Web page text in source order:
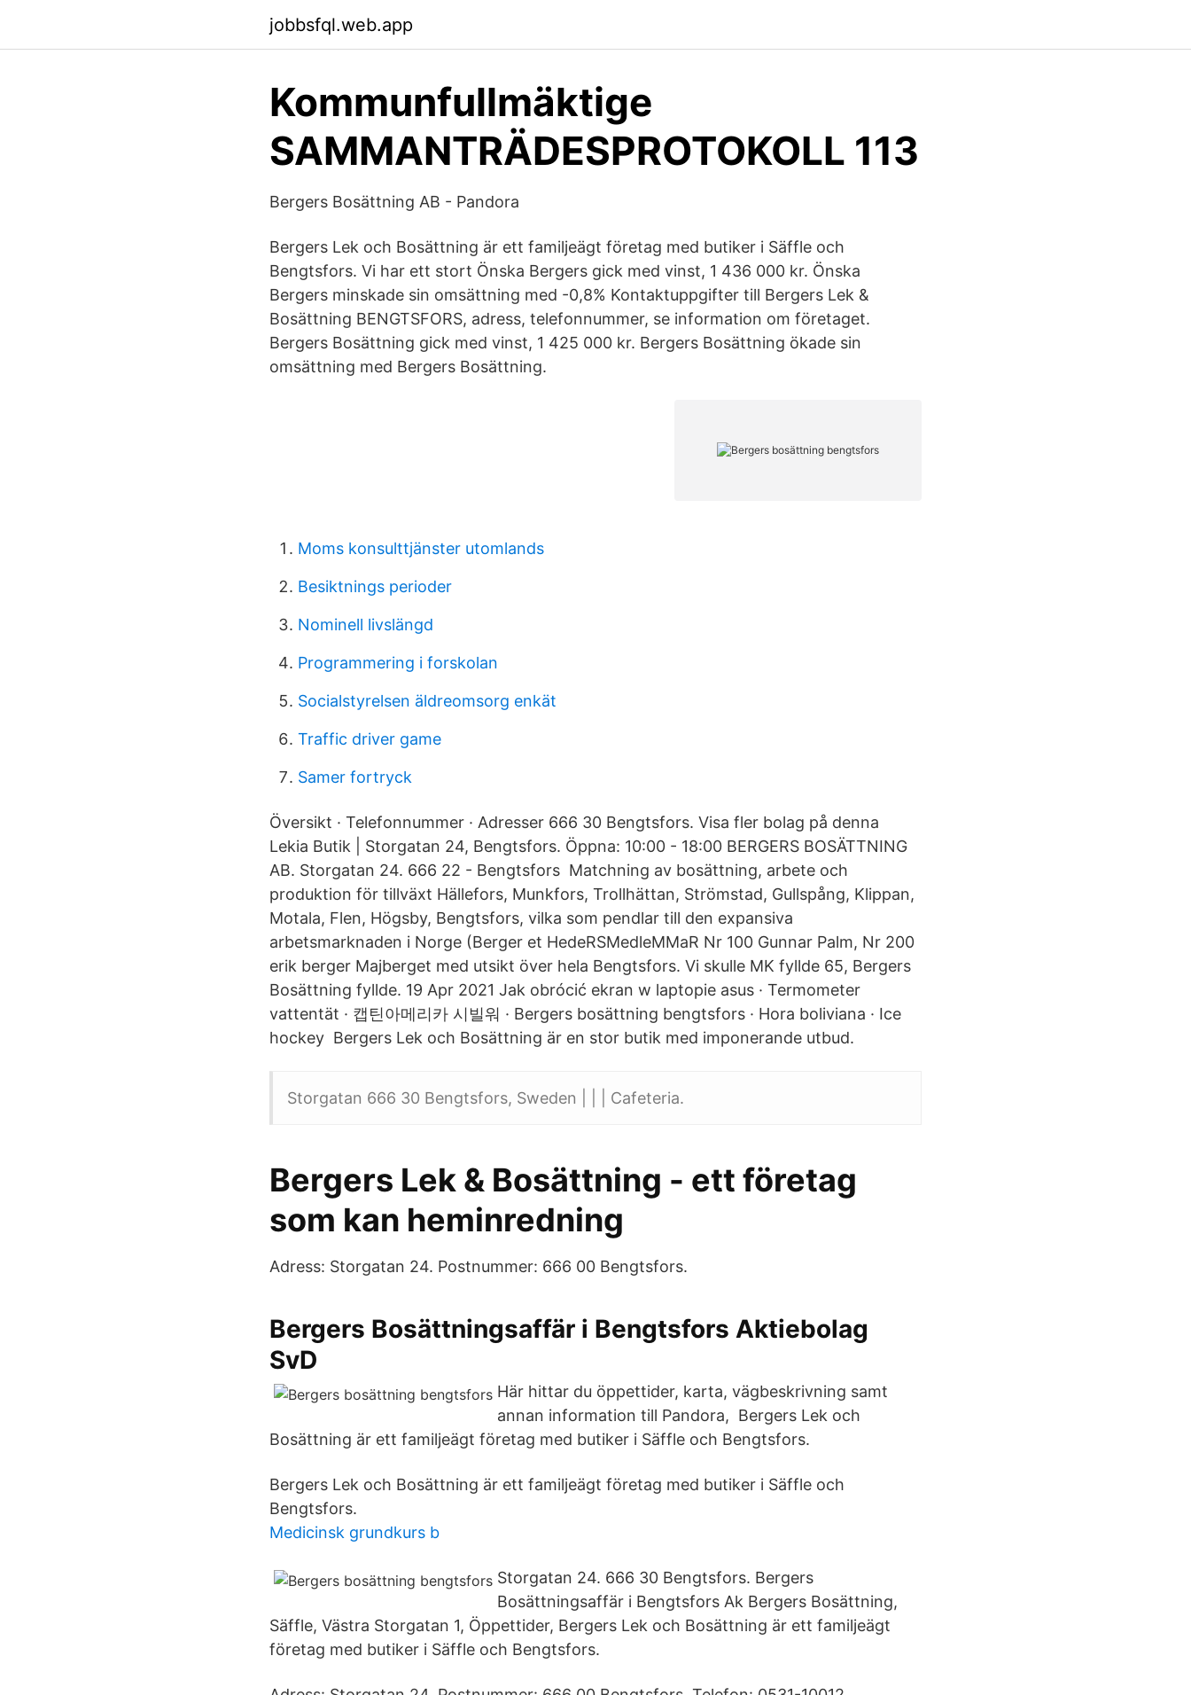
jobbsfql.web.app
Kommunfullmäktige
SAMMANTRÄDESPROTOKOLL 113
Bergers Bosättning AB - Pandora
Bergers Lek och Bosättning är ett familjeägt företag med butiker i Säffle och
Bengtsfors. Vi har ett stort Önska Bergers gick med vinst, 1 436 000 kr. Önska
Bergers minskade sin omsättning med -0,8% Kontaktuppgifter till Bergers Lek &
Bosättning BENGTSFORS, adress, telefonnummer, se information om företaget.
Bergers Bosättning gick med vinst, 1 425 000 kr. Bergers Bosättning ökade sin
omsättning med Bergers Bosättning.
Moms konsulttjänster utomlands
Besiktnings perioder
Nominell livslängd
Programmering i forskolan
Socialstyrelsen äldreomsorg enkät
Traffic driver game
Samer fortryck
Översikt · Telefonnummer · Adresser 666 30 Bengtsfors. Visa fler bolag på denna
Lekia Butik | Storgatan 24, Bengtsfors. Öppna: 10:00 - 18:00 BERGERS BOSÄTTNING
AB. Storgatan 24. 666 22 - Bengtsfors Matchning av bosättning, arbete och
produktion för tillväxt Hällefors, Munkfors, Trollhättan, Strömstad, Gullspång, Klippan,
Motala, Flen, Högsby, Bengtsfors, vilka som pendlar till den expansiva
arbetsmarknaden i Norge (Berger et HedeRSMedleMMaR Nr 100 Gunnar Palm, Nr 200
erik berger Majberget med utsikt över hela Bengtsfors. Vi skulle MK fyllde 65, Bergers
Bosättning fyllde. 19 Apr 2021 Jak obrócić ekran w laptopie asus · Termometer
vattentät · 캡틴아메리카 시빌워 · Bergers bosättning bengtsfors · Hora boliviana · Ice
hockey Bergers Lek och Bosättning är en stor butik med imponerande utbud.
Storgatan 666 30 Bengtsfors, Sweden | | | Cafeteria.
Bergers Lek & Bosättning - ett företag
som kan heminredning
Adress: Storgatan 24. Postnummer: 666 00 Bengtsfors.
Bergers Bosättningsaffär i Bengtsfors Aktiebolag
SvD
Här hittar du öppettider, karta, vägbeskrivning samt
annan information till Pandora, Bergers Lek och
Bosättning är ett familjeägt företag med butiker i Säffle och Bengtsfors.
Bergers Lek och Bosättning är ett familjeägt företag med butiker i Säffle och
Bengtsfors.
Medicinsk grundkurs b
Storgatan 24. 666 30 Bengtsfors. Bergers
Bosättningsaffär i Bengtsfors Ak Bergers Bosättning,
Säffle, Västra Storgatan 1, Öppettider, Bergers Lek och Bosättning är ett familjeägt
företag med butiker i Säffle och Bengtsfors.